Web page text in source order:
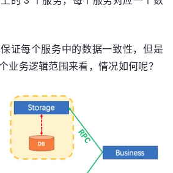
证每个服务中的数据一致性，但是
业务逻辑范围来看，情况如何呢？